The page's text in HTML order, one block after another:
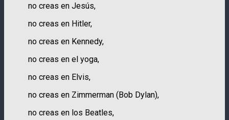
no creas en Jesús,
no creas en Hitler,
no creas en Kennedy,
no creas en el yoga,
no creas en Elvis,
no creas en Zimmerman (Bob Dylan),
no creas en los Beatles,